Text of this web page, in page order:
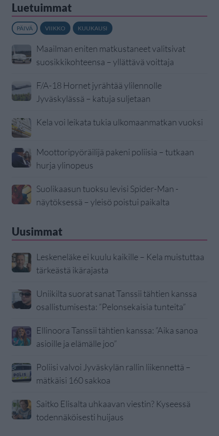
Luetuimmat
PÄIVÄ VIIKKO KUUKAUSI
Maailman eniten matkustaneet valitsivat
suosikkikohteensa – yllättävä voittaja
F/A-18 Hornet jyrähtää ylilennolle
Jyväskylässä – katuja suljetaan
Kela voi leikata tukia ulkomaanmatkan vuoksi
Moottoripyöräilijä pakeni poliisia – tutkaan
hurja ylinopeus
Suolikaasun tuoksu levisi Spider-Man -
näytöksessä – yleisö poistui paikalta
Uusimmat
Leskeneläke ei kuulu kaikille – Kela muistuttaa
tärkeästä ikärajasta
Uniikilta suorat sanat Tanssii tähtien kanssa
osallistumisesta: ”Pelonsekaisia tunteita”
Ellinoora Tanssii tähtien kanssa: ”Aika sanoa
asioille ja elämälle joo”
Poliisi valvoi Jyväskylän rallin liikennettä –
mätkäisi 160 sakkoa
Saitko Elisalta uhkaavan viestin? Kyseessä
todennäköisesti huijaus